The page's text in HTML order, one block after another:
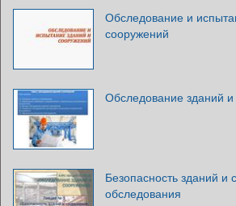
Обследование и
сооружений
Обследование зданий
Безопасность зданий
обследования